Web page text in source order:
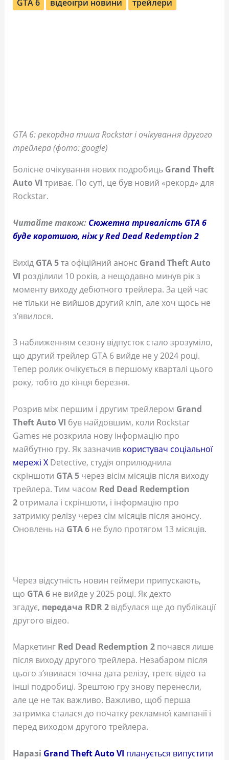
GTA 6 відеоігри новини трейлери
GTA 6: рекордна тиша Rockstar і очікування другого
трейлера (фото: google)
Болісне очікування нових подробиць Grand Theft
Auto VI триває. По суті, це був новий «рекорд» для
Rockstar.
Читайте також: Сюжетна тривалість GTA 6
буде коротшою, ніж у Red Dead Redemption 2
Вихід GTA 5та офіційний анонс Grand Theft Auto
VI розділили 10 років, а нещодавно минув рік з
моменту виходу дебютного трейлера. За цей час
не тільки не вийшов другий кліп, але хоч щось не
з’явилося.
З наближенням сезону відпусток стало зрозуміло,
що другий трейлер GTA 6 вийде не у 2024 році.
Тепер ролик очікується в першому кварталі цього
року, тобто до кінця березня.
Розрив між першим і другим трейлером Grand
Theft Auto VI був найдовшим, коли Rockstar
Games не розкрила нову інформацію про
майбутню гру. Як зазначив користувач соціальної
мережі XDetective, студія оприлюднила
скріншоти GTA 5через вісім місяців після виходу
трейлера. Тим часом Red Dead Redemption
2отримала і скріншоти, і інформацію про
затримку релізу через сім місяців після анонсу.
Оновлень на GTA 6не було протягом 13 місяців.
Через відсутність новин геймери припускають,
що GTA 6не вийде у 2025 році. Як дехто
згадує, передача RDR 2відбулася ще до публікації
другого відео.
Маркетинг Red Dead Redemption 2 почався лише
після виходу другого трейлера. Незабаром після
цього з’явилася точна дата релізу, третє відео та
інші подробиці. Зрештою гру знову перенесли,
але це не так важливо. Важливо, щоб перша
затримка сталася до початку рекламної кампанії і
перед виходом другого трейлера.
Наразі Grand Theft Auto VI планується випустити